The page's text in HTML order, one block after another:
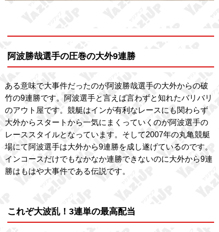
阿波勝哉選手の圧巻の大外9連勝
ある意味で大事件だったのが阿波勝哉選手の大外からの破
竹の9連勝です。阿波選手と言えば言わずと知れたバリバリ
のアウト屋です。競艇はインが有利なレースにも関わらず
大外からスタートから一気にまくっていくのが阿波選手の
レーススタイルとなっています。そして2007年の丸亀競艇
場にて阿波選手は大外から9連勝を成し遂げているのです。
インコースだけでもなかなか連勝できないのに大外から9連
勝はもはや大事件である伝説です。
これぞ大波乱！3連単の最高配当